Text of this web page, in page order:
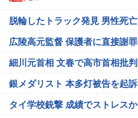
脱輪したトラック発見 男性死亡
広陵高元監督 保護者に直接謝罪
細川元首相 文春で高市首相批判
銀メダリスト 本多灯被告を起訴
タイ学校銃撃 成績でストレスか